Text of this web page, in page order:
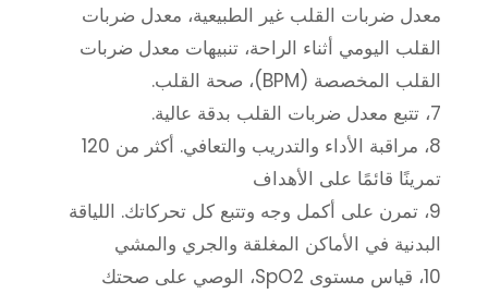
معدل ضربات القلب غير الطبيعية، معدل ضربات
القلب اليومي أثناء الراحة، تنبيهات معدل ضربات
القلب المخصصة (BPM)، صحة القلب.
7، تتبع معدل ضربات القلب بدقة عالية.
8، مراقبة الأداء والتدريب والتعافي. أكثر من 120
تمرينًا قائمًا على الأهداف
9، تمرن على أكمل وجه وتتبع كل تحركاتك. اللياقة
البدنية في الأماكن المغلقة والجري والمشي
10، قياس مستوى SpO2، الوصي على صحتك